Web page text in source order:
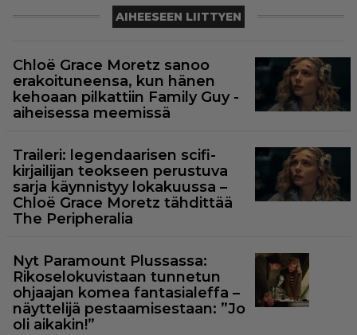
AIHEESEEN LIITTYEN
Chloë Grace Moretz sanoo
erakoituneensa, kun hänen
kehoaan pilkattiin Family Guy -
aiheisessa meemissä
Traileri: legendaarisen scifi-
kirjailijan teokseen perustuva
sarja käynnistyy lokakuussa –
Chloë Grace Moretz tähdittää
The Peripheralia
Nyt Paramount Plussassa:
Rikoselokuvistaan tunnetun
ohjaajan komea fantasialeffa –
näyttelijä pestaamisestaan: ”Jo
oli aikakin!”